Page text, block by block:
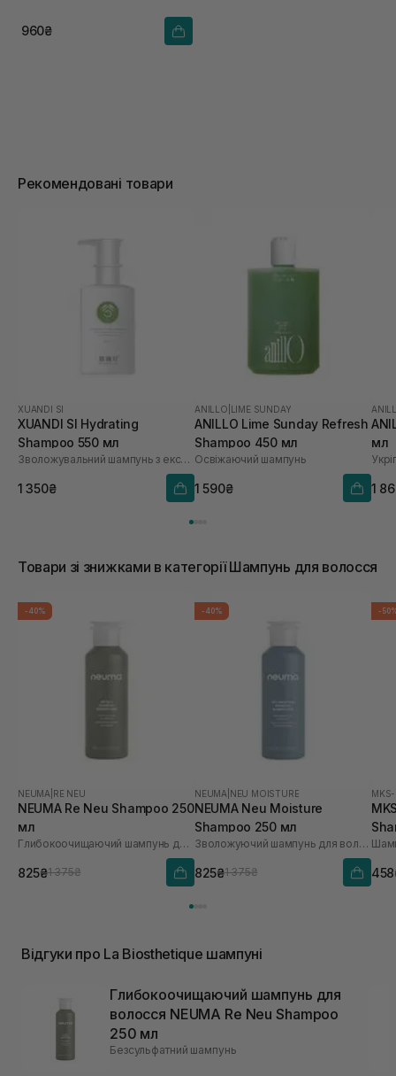
960₴
Рекомендовані товари
XUANDI SI
XUANDI SI Hydrating
Shampoo 550 мл
Зволожувальний шампунь з екстрактом зерна
1 350₴
ANILLO LIME SUNDAY
ANILLO Lime Sunday Refresh
Shampoo 450 мл
Освіжаючий шампунь
1 590₴
мл
1
Товари зі знижками в категорії Шампунь для волосся
-40%
NEUMA RE NEU
NEUMA Re Neu Shampoo 250
мл
Глибокоочищаючий шампунь для волосся
825₴1 375₴
-40%
NEUMA NEU MOISTURE
NEUMA Neu Moisture
Shampoo 250 мл
Зволожуючий шампунь для волосся
825₴1 375₴
-
Відгуки про La Biosthetique шампуні
Глибокоочищаючий шампунь для
волосся NEUMA Re Neu Shampoo
250 мл
Безсульфатний шампунь